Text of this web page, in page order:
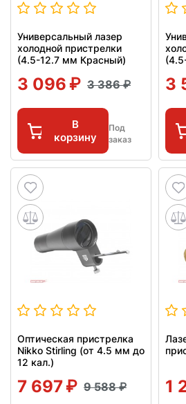
Универсальный лазер
холодной пристрелки
(4.5-12.7 мм Красный)
3 096 3 386
В
корзину
Под
заказ
3
Оптическая пристрелка
Nikko Stirling (от 4.5 мм до
12 кал.)
7 697 9 588 1